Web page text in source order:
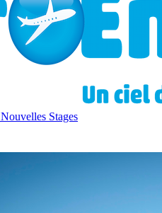
Nouvelles Stages